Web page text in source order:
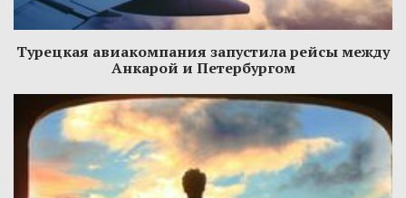
Турецкая авиакомпания запустила рейсы между
Анкарой и Петербургом